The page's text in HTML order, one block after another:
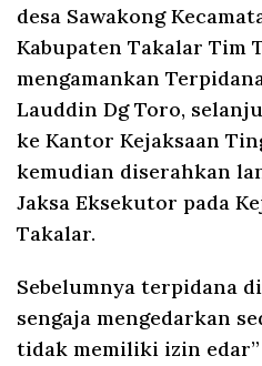
desa Sawakong
Kabupaten Takalar Tim
mengamankan
Lauddin Dg Toro,
ke Kantor Kejaksaan
kemudian diserahkan
Jaksa Eksekutor pada
Takalar.
Sebelumnya terpidana
sengaja mengedarkan
tidak memiliki izin edar”